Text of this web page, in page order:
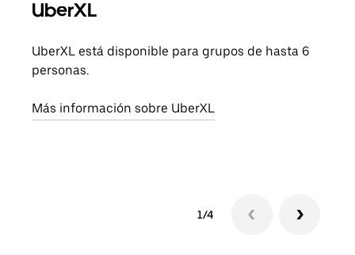
UberXL
UberXL está disponible para grupos de hasta 6
personas.
Más información sobre UberXL
1/4